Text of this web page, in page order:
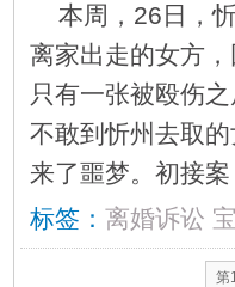
本周，26日，
离家出走的女方
只有一张被殴伤
不敢到忻州去取
来了噩梦。初接
标签： 离婚诉讼
第